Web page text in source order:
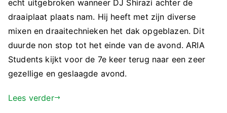
echt uitgebroken wanneer DJ Shirazi achter de
draaiplaat plaats nam. Hij heeft met zijn diverse
mixen en draaitechnieken het dak opgeblazen. Dit
duurde non stop tot het einde van de avond. ARIA
Students kijkt voor de 7e keer terug naar een zeer
gezellige en geslaagde avond.
Lees verder